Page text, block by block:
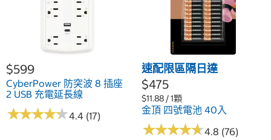
$599
CyberPower 防突波 8 插座
2 USB 充電延長線
★★★★★
★★★★★4.4 (17)
速配限區隔日達
$475
$11.88 / 1顆
金頂 四號電池 40入
★★★★★
★★★★★4.8 (76)